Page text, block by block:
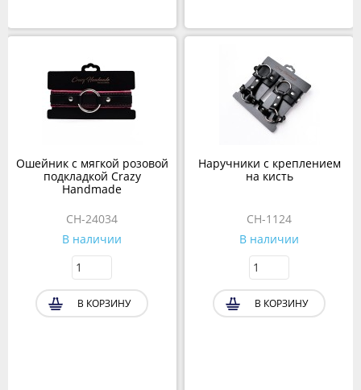
Ошейник с мягкой розовой
подкладкой Crazy
Handmade
CH-24034
В наличии
В КОРЗИНУ
Наручники с креплением
на кисть
СH-1124
В наличии
В КОРЗИНУ